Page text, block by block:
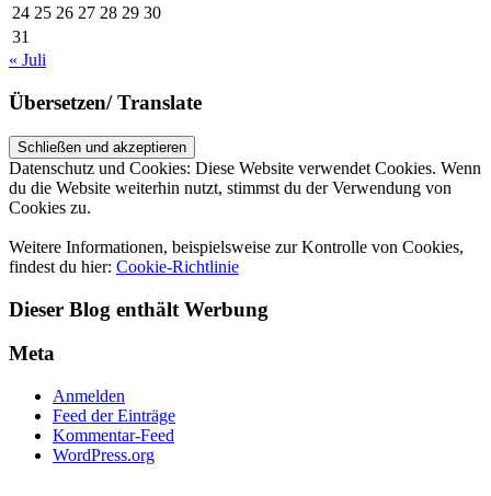
24 25 26 27 28 29 30
31
« Juli
Übersetzen/ Translate
Datenschutz und Cookies: Diese Website verwendet Cookies. Wenn
du die Website weiterhin nutzt, stimmst du der Verwendung von
Cookies zu.
Weitere Informationen, beispielsweise zur Kontrolle von Cookies,
findest du hier: Cookie-Richtlinie
Dieser Blog enthält Werbung
Meta
Anmelden
Feed der Einträge
Kommentar-Feed
WordPress.org